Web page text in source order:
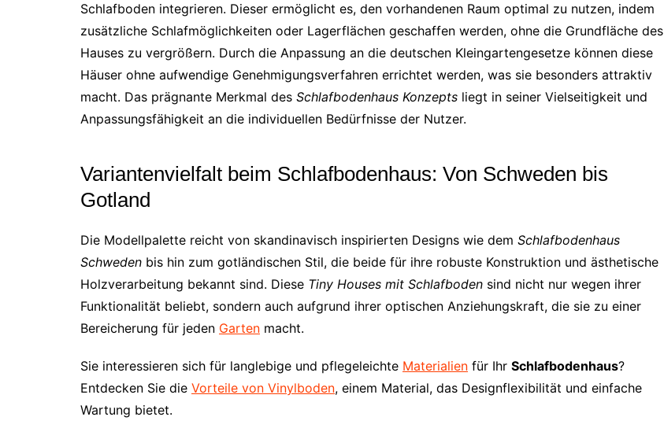
Schlafboden integrieren. Dieser ermöglicht es, den vorhandenen Raum optimal zu nutzen, indem
zusätzliche Schlafmöglichkeiten oder Lagerflächen geschaffen werden, ohne die Grundfläche des
Hauses zu vergrößern. Durch die Anpassung an die deutschen Kleingartengesetze können diese
Häuser ohne aufwendige Genehmigungsverfahren errichtet werden, was sie besonders attraktiv
macht. Das prägnante Merkmal des Schlafbodenhaus Konzepts liegt in seiner Vielseitigkeit und
Anpassungsfähigkeit an die individuellen Bedürfnisse der Nutzer.
Variantenvielfalt beim Schlafbodenhaus: Von Schweden bis
Gotland
Die Modellpalette reicht von skandinavisch inspirierten Designs wie dem Schlafbodenhaus
Schweden bis hin zum gotländischen Stil, die beide für ihre robuste Konstruktion und ästhetische
Holzverarbeitung bekannt sind. Diese Tiny Houses mit Schlafboden sind nicht nur wegen ihrer
Funktionalität beliebt, sondern auch aufgrund ihrer optischen Anziehungskraft, die sie zu einer
Bereicherung für jeden Garten macht.
Sie interessieren sich für langlebige und pflegeleichte Materialien für Ihr Schlafbodenhaus?
Entdecken Sie die Vorteile von Vinylboden, einem Material, das Designflexibilität und einfache
Wartung bietet.